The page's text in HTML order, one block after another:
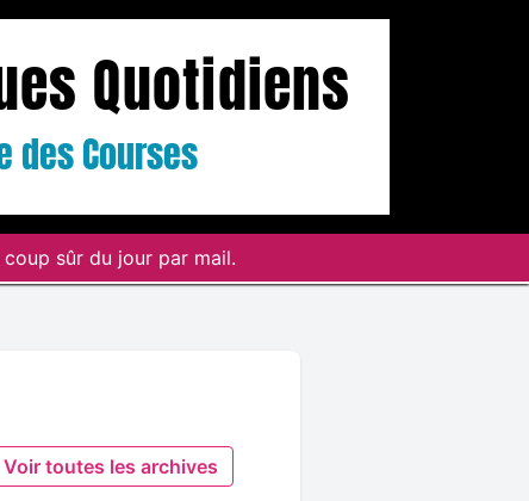
Quotidiens
des Courses
sûr du jour par mail.
Voir toutes les archives